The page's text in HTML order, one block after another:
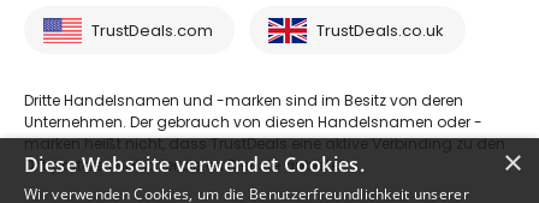
TrustDeals.com TrustDeals.co.uk
Dritte Handelsnamen und -marken sind im Besitz von deren
Unternehmen. Der gebrauch von diesen Handelsnamen oder -
marken heißt nicht, dass TrustDeals eine aktive Verbinding zu den
Drittparteien hat oder deren Dienste anbietet.
×
Diese Webseite verwendet Cookies.
Wir verwenden Cookies, um die Benutzerfreundlichkeit unserer